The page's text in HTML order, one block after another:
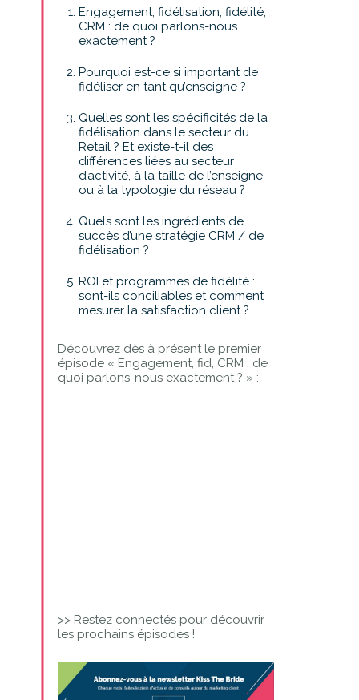
Engagement, fidélisation, fidélité,
CRM : de quoi parlons-nous
exactement ?
Pourquoi est-ce si important de
fidéliser en tant qu’enseigne ?
Quelles sont les spécificités de la
fidélisation dans le secteur du
Retail ? Et existe-t-il des
différences liées au secteur
d’activité, à la taille de l’enseigne
ou à la typologie du réseau ?
Quels sont les ingrédients de
succès d’une stratégie CRM / de
fidélisation ?
ROI et programmes de fidélité :
sont-ils conciliables et comment
mesurer la satisfaction client ?
Découvrez dès à présent le premier
épisode « Engagement, fid, CRM : de
quoi parlons-nous exactement ? » :
>> Restez connectés pour découvrir
les prochains épisodes !